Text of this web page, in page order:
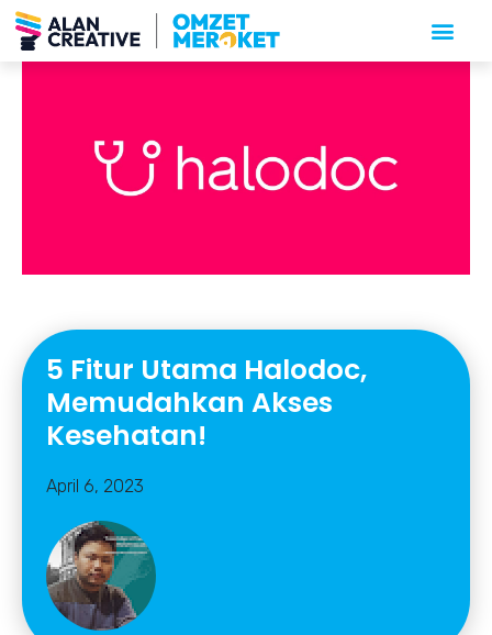
5 Fitur Utama Halodoc,
Memudahkan Akses
Kesehatan!
April 6, 2023